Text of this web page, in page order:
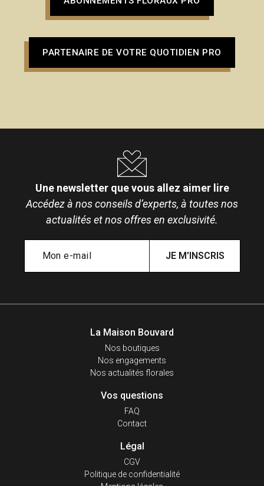
PARTENAIRE DE VOTRE QUOTIDIEN PRO
Une newsletter que vous allez aimer lire
Accédez à nos conseils d’experts, à toutes nos
actualités et nos offres en exclusivité.
JE M'INSCRIS
La Maison Bouvard
Nos boutiques
Nos engagements
Nos actualités florales
Vos questions
FAQ
Contact
Légal
CGV
Politique de confidentialité